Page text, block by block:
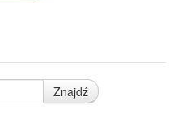
Znajdź